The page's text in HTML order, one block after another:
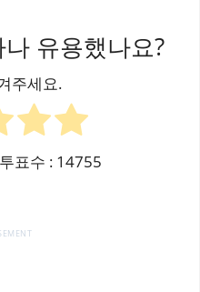
유용했나요?
주세요.
표수 : 14755